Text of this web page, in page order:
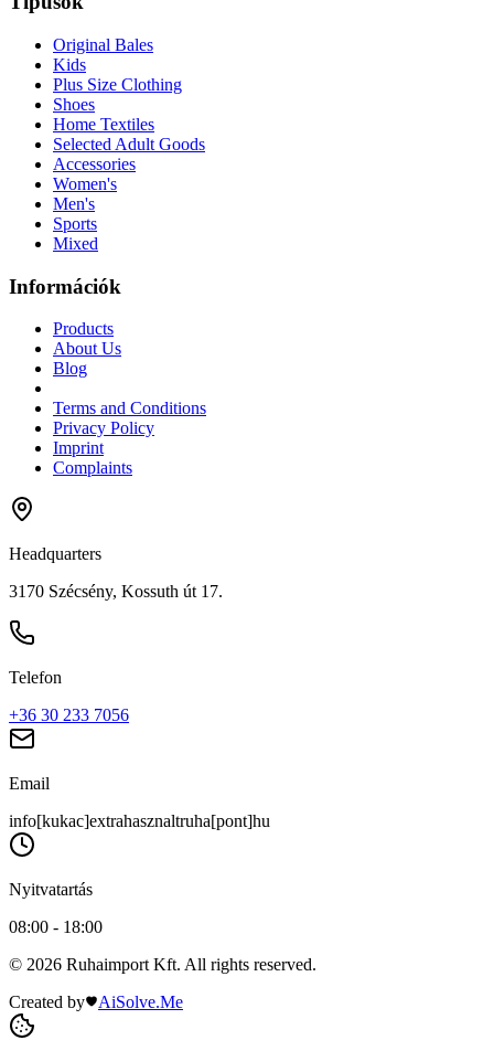
Original Bales
Kids
Plus Size Clothing
Shoes
Home Textiles
Selected Adult Goods
Accessories
Women's
Men's
Sports
Mixed
Információk
Products
About Us
Blog
Terms and Conditions
Privacy Policy
Imprint
Complaints
Headquarters
3170 Szécsény, Kossuth út 17.
Telefon
+36 30 233 7056
Email
info[kukac]extrahasznaltruha[pont]hu
Nyitvatartás
08:00 - 18:00
© 2026 Ruhaimport Kft. All rights reserved.
Created by
AiSolve.Me